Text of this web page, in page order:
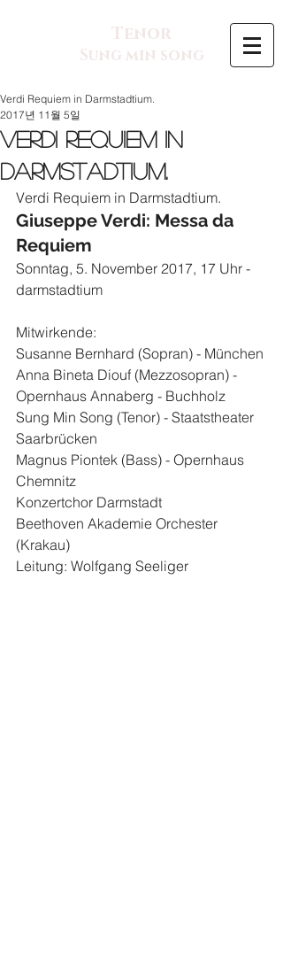
Tenor
Sung min song
Verdi Requiem in
Darmstadtium.
Verdi Requiem in Darmstadtium.
2017년 11월 5일
Verdi Requiem in Darmstadtium.
Giuseppe Verdi: Messa da
Requiem
Sonntag, 5. November 2017, 17 Uhr -
darmstadtium
Mitwirkende:
Susanne Bernhard (Sopran) - München
Anna Bineta Diouf (Mezzosopran) -
Opernhaus Annaberg - Buchholz
Sung Min Song (Tenor) - Staatstheater
Saarbrücken
Magnus Piontek (Bass) - Opernhaus
Chemnitz
Konzertchor Darmstadt
Beethoven Akademie Orchester
(Krakau)
Leitung: Wolfgang Seeliger